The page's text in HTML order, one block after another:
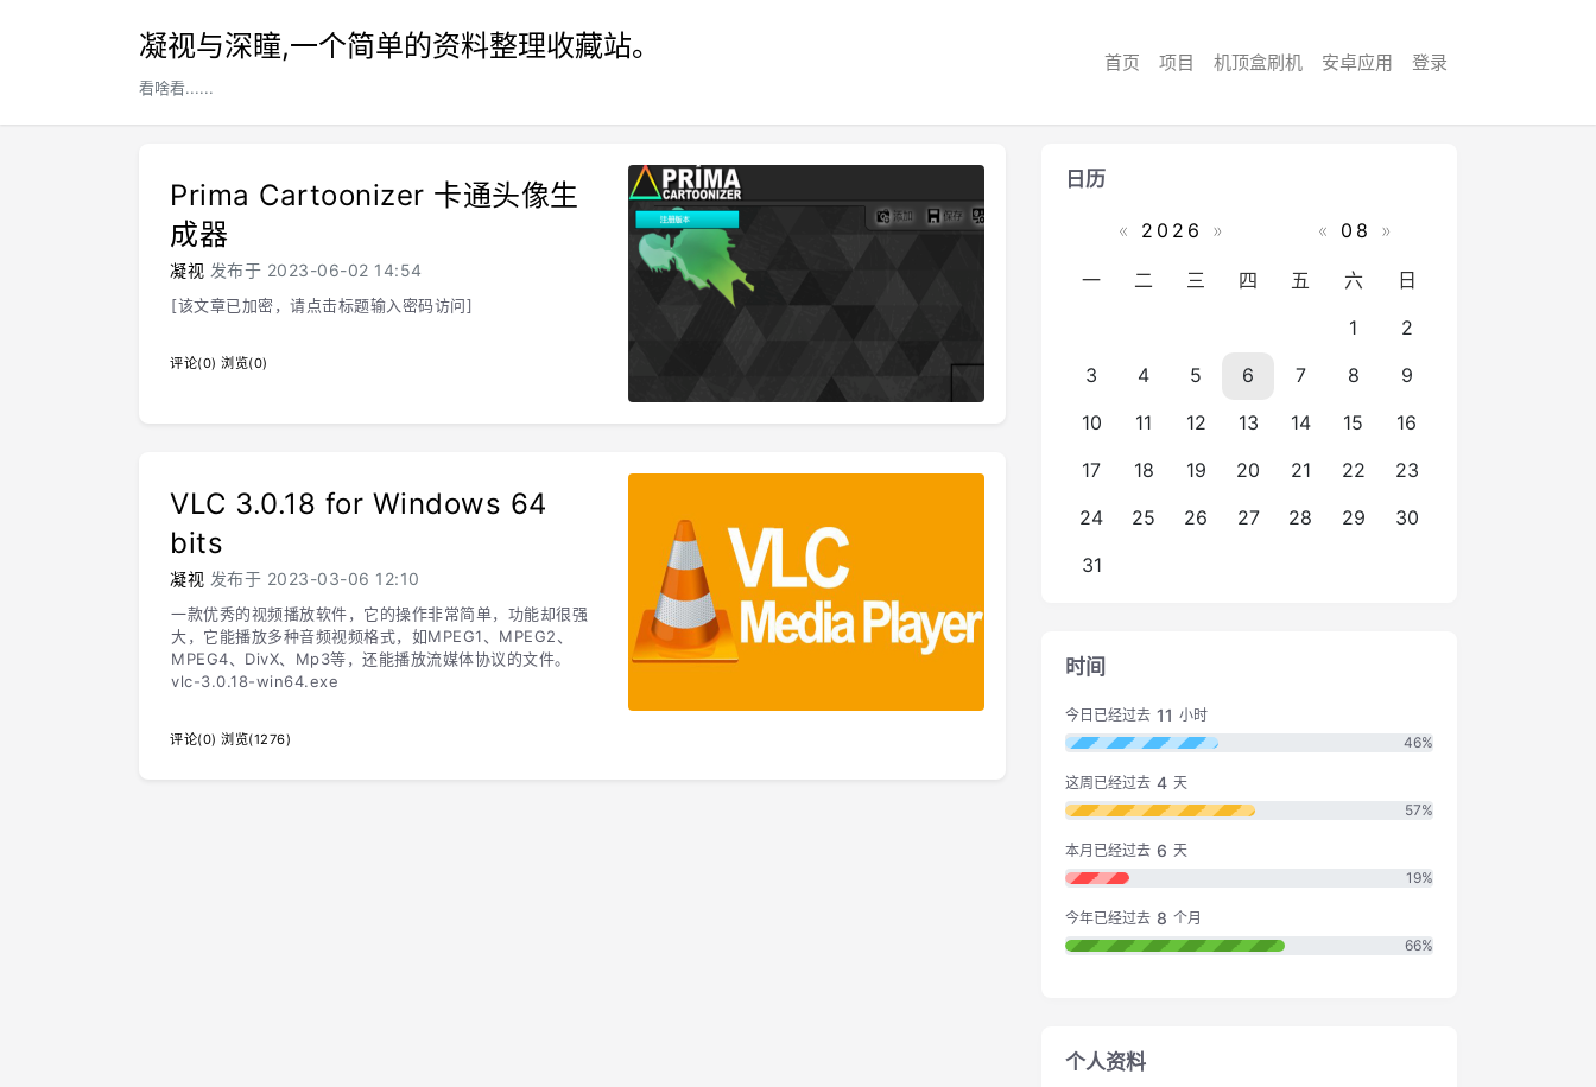
凝视与深瞳,一个简单的资料整理收藏站。
看啥看......
首页 项目 机顶盒刷机 安卓应用 登录
Prima Cartoonizer 卡通头像生
成器
凝视 发布于 2023-06-02 14:54
[该文章已加密，请点击标题输入密码访问]
评论(0) 浏览(0)
VLC 3.0.18 for Windows 64
bits
凝视 发布于 2023-03-06 12:10
一款优秀的视频播放软件，它的操作非常简单，功能却很强
大，它能播放多种音频视频格式，如MPEG1、MPEG2、
MPEG4、DivX、Mp3等，还能播放流媒体协议的文件。
vlc-3.0.18-win64.exe
评论(0) 浏览(1276)
日历
« 2026 » « 08 »
一 二 三 四 五 六
日
1
2
3
4 5 6 7 8
9
10
11 12 13 14 15
16
17
18 19 20 21 22
23
24
25 26 27 28 29
30
31
时间
今日已经过去 11 小时
46%
这周已经过去 4 天
57%
本月已经过去 6 天
19%
今年已经过去 8 个月
66%
个人资料